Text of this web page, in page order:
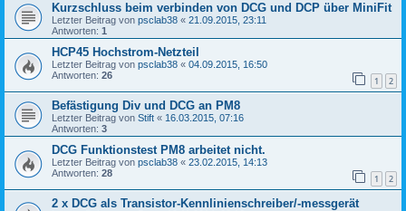
Kurzschluss beim verbinden von DCG und DCP über MiniFit
Letzter Beitrag von psclab38 « 21.09.2015, 23:11
Antworten: 1
HCP45 Hochstrom-Netzteil
Letzter Beitrag von psclab38 « 04.09.2015, 16:50
Antworten: 26 1 2
Befästigung Div und DCG an PM8
Letzter Beitrag von Stift « 16.03.2015, 07:16
Antworten: 3
DCG Funktionstest PM8 arbeitet nicht.
Letzter Beitrag von psclab38 « 23.02.2015, 14:13
Antworten: 28 1 2
2 x DCG als Transistor-Kennlinienschreiber/-messgerät